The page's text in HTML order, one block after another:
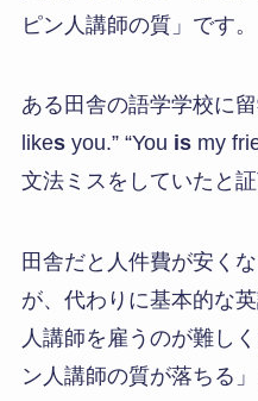
ピン人講師の質」です。
ある田舎の語学学校に
likesyou.” “You is my
文法ミスをしていたと証
田舎だと人件費が安く
が、代わりに基本的な
人講師を雇うのが難し
ン人講師の質が落ちる